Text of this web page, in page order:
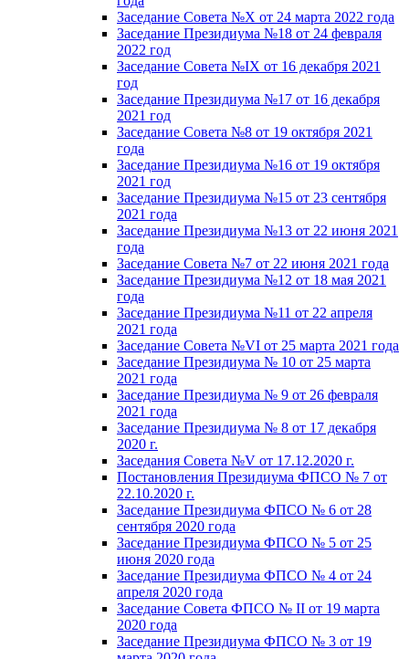
Заседание Совета №X от 24 марта 2022 года
Заседание Президиума №18 от 24 февраля
2022 год
Заседание Совета №IX от 16 декабря 2021
год
Заседание Президиума №17 от 16 декабря
2021 год
Заседание Совета №8 от 19 октября 2021
года
Заседание Президиума №16 от 19 октября
2021 год
Заседание Президиума №15 от 23 сентября
2021 года
Заседание Президиума №13 от 22 июня 2021
года
Заседание Совета №7 от 22 июня 2021 года
Заседание Президиума №12 от 18 мая 2021
года
Заседание Президиума №11 от 22 апреля
2021 года
Заседание Совета №VI от 25 марта 2021 года
Заседание Президиума № 10 от 25 марта
2021 года
Заседание Президиума № 9 от 26 февраля
2021 года
Заседание Президиума № 8 от 17 декабря
2020 г.
Заседания Совета №V от 17.12.2020 г.
Постановления Президиума ФПСО № 7 от
22.10.2020 г.
Заседание Президиума ФПСО № 6 от 28
сентября 2020 года
Заседание Президиума ФПСО № 5 от 25
июня 2020 года
Заседание Президиума ФПСО № 4 от 24
апреля 2020 года
Заседание Совета ФПСО № II от 19 марта
2020 года
Заседание Президиума ФПСО № 3 от 19